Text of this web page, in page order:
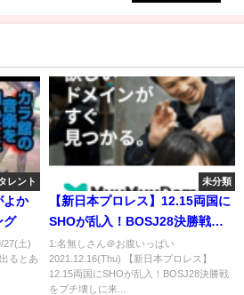
レント
よか
グ
27(土)
るとあ
未分類
【新日本プロレス】12.15両国に
SHOが乱入！BOSJ28決勝戦を
ブチ壊しに来る！SHOお前が帰
れ‼救出に内藤哲也＆鷹木信悟＆
後藤洋央紀＆YOSHI-HASHI！
1:名無しさん＠お腹いっぱい
2021.12.16(Thu) 【新日本プロレス】
12.15両国にSHOが乱入！BOSJ28決勝戦
をブチ壊しに来...